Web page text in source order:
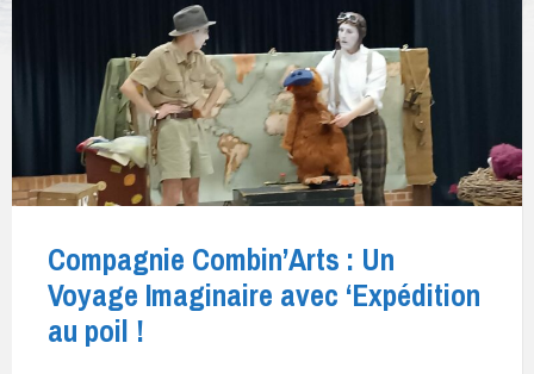
Compagnie Combin’Arts : Un
Voyage Imaginaire avec ‘Expédition
au poil !